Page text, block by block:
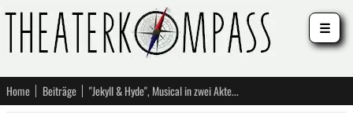
Home Beiträge "Jekyll & Hyde", Musical in zwei Akten von Steve Cuden und Frank Wildhorn, Mecklenburgisches Staatstheater Schwerin
☰